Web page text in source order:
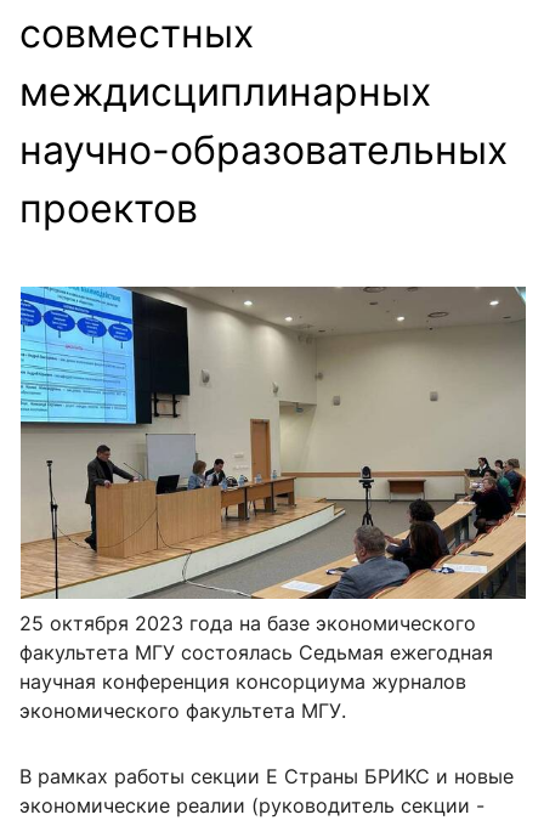
совместных
междисциплинарных
научно-образовательных
проектов
25 октября 2023 года на базе экономического
факультета МГУ состоялась Седьмая ежегодная
научная конференция консорциума журналов
экономического факультета МГУ.
В рамках работы секции Е Страны БРИКС и новые
экономические реалии (руководитель секции -